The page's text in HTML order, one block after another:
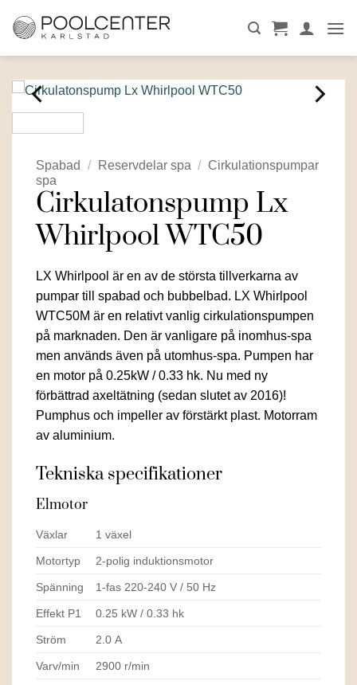
Spabad / Reservdelar spa / Cirkulationspumpar
spa
Cirkulatonspump Lx
Whirlpool WTC50
LX Whirlpool är en av de största tillverkarna av
pumpar till spabad och bubbelbad. LX Whirlpool
WTC50M är en relativt vanlig cirkulationspumpen
på marknaden. Den är vanligare på inomhus-spa
men används även på utomhus-spa. Pumpen har
en motor på 0.25kW / 0.33 hk. Nu med ny
förbättrad axeltätning (sedan slutet av 2016)!
Pumphus och impeller av förstärkt plast. Motorram
av aluminium.
Tekniska specifikationer
Elmotor
Växlar 1 växel
Motortyp 2-polig induktionsmotor
Spänning 1-fas 220-240 V / 50 Hz
Effekt P1 0.25 kW / 0.33 hk
Ström 2.0 A
Varv/min 2900 r/min